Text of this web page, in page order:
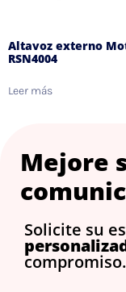
Altavoz externo
RSN4004
Leer más
Mejore
Solicite su
compromiso.